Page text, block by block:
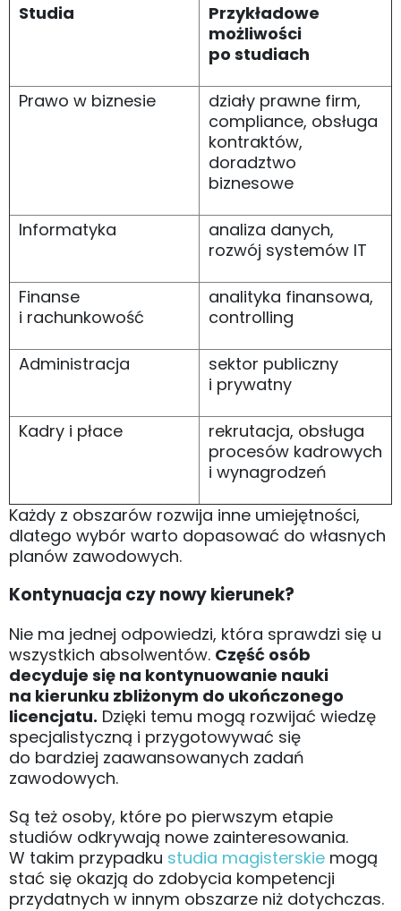
Studia
Przykładowe
możliwości
po studiach
Prawo w biznesie
działy prawne firm,
compliance, obsługa
kontraktów,
doradztwo
biznesowe
Informatyka
analiza danych,
rozwój systemów IT
Finanse
i rachunkowość
analityka finansowa,
controlling
Administracja
sektor publiczny
i prywatny
Kadry i płace
rekrutacja, obsługa
procesów kadrowych
i wynagrodzeń
Każdy z obszarów rozwija inne umiejętności,
dlatego wybór warto dopasować do własnych
planów zawodowych.
Kontynuacja czy nowy kierunek?
Nie ma jednej odpowiedzi, która sprawdzi się u
wszystkich absolwentów. Część osób
decyduje się na kontynuowanie nauki
na kierunku zbliżonym do ukończonego
licencjatu. Dzięki temu mogą rozwijać wiedzę
specjalistyczną i przygotowywać się
do bardziej zaawansowanych zadań
zawodowych.
Są też osoby, które po pierwszym etapie
studiów odkrywają nowe zainteresowania.
W takim przypadku studia magisterskie mogą
stać się okazją do zdobycia kompetencji
przydatnych w innym obszarze niż dotychczas.